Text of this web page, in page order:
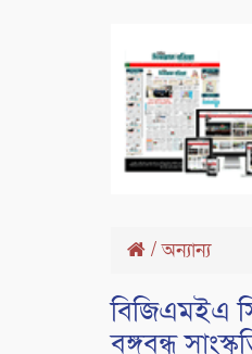
/অন্যান্য
বিজিএমইএ
বঙ্গবন্ধু